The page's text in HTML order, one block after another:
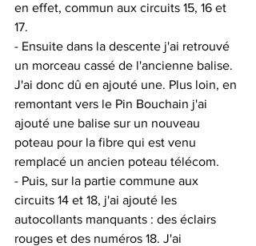
en effet, commun aux circuits 15, 16 et
17.
- Ensuite dans la descente j'ai retrouvé
un morceau cassé de l'ancienne balise.
J'ai donc dû en ajouté une. Plus loin, en
remontant vers le Pin Bouchain j'ai
ajouté une balise sur un nouveau
poteau pour la fibre qui est venu
remplacé un ancien poteau télécom.
- Puis, sur la partie commune aux
circuits 14 et 18, j'ai ajouté les
autocollants manquants : des éclairs
rouges et des numéros 18. J'ai